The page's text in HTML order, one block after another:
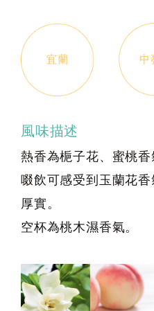
風味描述
熱香為梔子花、蜜桃香
啜飲可感受到玉蘭花
厚實。
空杯為桃木濕香氣。